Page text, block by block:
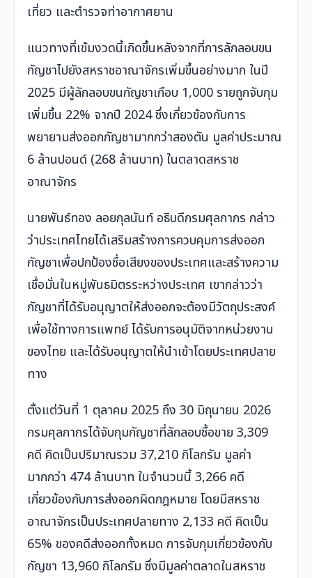
เที่ยว และตำรวจท่าอากาศยาน
แนวทางที่เข้มงวดนี้เกิดขึ้นหลังจากที่การลักลอบขน
กัญชาไปยังสหราชอาณาจักรเพิ่มขึ้นอย่างมาก ในปี
2025 มีผู้ลักลอบขนกัญชาเกือบ 1,000 รายถูกจับกุม
เพิ่มขึ้น 22% จากปี 2024 ซึ่งเกี่ยวข้องกับการ
พยายามส่งออกกัญชามากกว่าสองตัน มูลค่าประมาณ
6 ล้านปอนด์ (268 ล้านบาท) ในตลาดสหราช
อาณาจักร
นายพันธ์ทอง ลอยกุลนันท์ อธิบดีกรมศุลกากร กล่าว
ว่าประเทศไทยได้เสริมสร้างการควบคุมการส่งออก
กัญชาเพื่อปกป้องชื่อเสียงของประเทศและสร้างความ
เชื่อมั่นในหมู่พันธมิตรระหว่างประเทศ เขากล่าวว่า
กัญชาที่ได้รับอนุญาตให้ส่งออกจะต้องมีวัตถุประสงค์
เพื่อใช้ทางการแพทย์ ได้รับการอนุมัติจากหน่วยงาน
ของไทย และได้รับอนุญาตให้นำเข้าโดยประเทศปลาย
ทาง
ตั้งแต่วันที่ 1 ตุลาคม 2025 ถึง 30 มิถุนายน 2026
กรมศุลกากรได้จับกุมกัญชาที่ลักลอบซื้อขาย 3,309
คดี คิดเป็นปริมาณรวม 37,210 กิโลกรัม มูลค่า
มากกว่า 474 ล้านบาท ในจำนวนนี้ 3,266 คดี
เกี่ยวข้องกับการส่งออกผิดกฎหมาย โดยมีสหราช
อาณาจักรเป็นประเทศปลายทาง 2,133 คดี คิดเป็น
65% ของคดีส่งออกทั้งหมด การจับกุมเกี่ยวข้องกับ
กัญชา 13,960 กิโลกรัม ซึ่งมีมูลค่าตลาดในสหราช